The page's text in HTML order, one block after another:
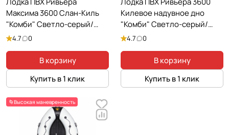
Максима 3600 Слан-Киль
"Комби" Светло-серый/
Черный
4.7 0
В корзину
Купить в 1 клик
Килевое надувное дно
"Комби" Светло-серый/
Черный
4.7 0
В корзину
Купить в 1 клик
🌀Высокая маневренность